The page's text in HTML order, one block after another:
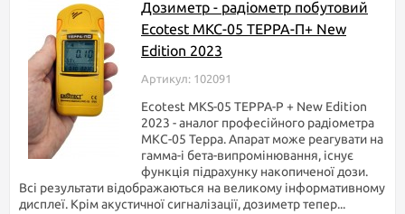
Дозиметр - радіометр побутовий
Ecotest МКС-05 TEPPA-П+ New
Edition 2023
Артикул: 102091
Ecotest MKS-05 TEPPA-P + New Edition
2023 - аналог професійного радіометра
МКС-05 Терра. Апарат може реагувати на
гамма-і бета-випромінювання, існує
функція підрахунку накопиченої дози.
Всі результати відображаються на великому інформативному
дисплеї. Крім акустичної сигналізації, дозиметр тепер...